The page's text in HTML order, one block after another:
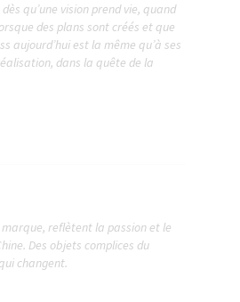
qu’une vision prend vie, quand
des plans sont créés et que
aujourd’hui est la même qu’à ses
dans la quête de la
reflètent la passion et le
Des objets complices du
changent.